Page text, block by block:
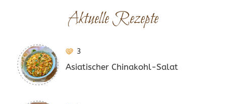
Aktuelle Rezepte
3
Asiatischer Chinakohl-Salat